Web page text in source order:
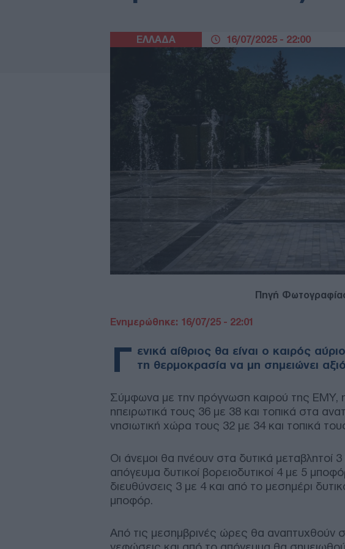
ΕΛΛΑΔΑ 16/07/2025 - 22:00
Πηγή
Ενημερώθηκε: 16/07/25 - 22:01
Γ ενικά αίθριος θα είναι ο καιρός
τη θερμοκρασία να μη σημειώνει
Σύμφωνα με την πρόγνωση καιρού της ΕΜΥ,
ηπειρωτικά τους 36 με 38 και τοπικά στα
νησιωτική χώρα τους 32 με 34 και τοπικά
Οι άνεμοι θα πνέουν στα δυτικά μεταβλητοί
απόγευμα δυτικοί βορειοδυτικοί 4 με 5
διευθύνσεις 3 με 4 και από το μεσημέρι
μποφόρ.
Από τις μεσημβρινές ώρες θα αναπτυχθούν